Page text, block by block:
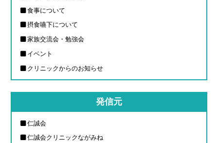
食事について
摂食嚥下について
家族交流会・勉強会
イベント
クリニックからのお知らせ
発信元
仁誠会
仁誠会クリニックながみね